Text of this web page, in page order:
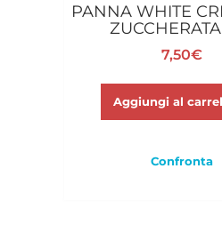
PANNA WHITE
ZUCCHERATA
7,50€
Aggiungi al
Confronta